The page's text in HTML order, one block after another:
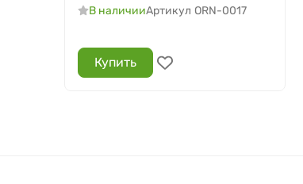
В наличииАртикул ORN-0017
Купить